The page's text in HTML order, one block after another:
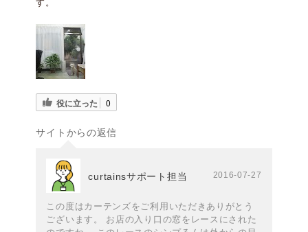
す。
役に立った 0
サイトからの返信
curtainsサポート担当 2016-07-27
この度はカーテンズをご利用いただきありがとう
ございます。 お店の入り口の窓をレースにされた